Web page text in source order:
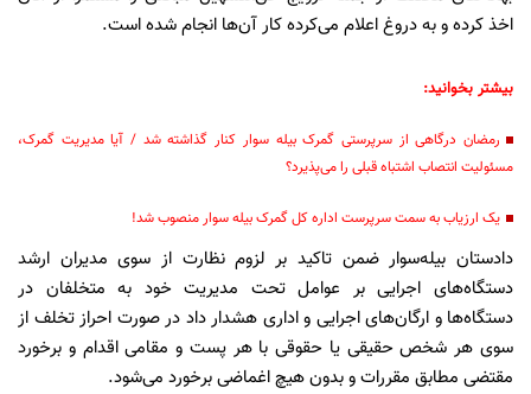
اخذ کرده و به دروغ اعلام می‌کرده کار آن‌ها انجام شده است.
بیشتر بخوانید:
رمضان درگاهی از سرپرستی گمرک بیله سوار کنار گذاشته شد / آیا مدیریت گمرک،
مسئولیت انتصاب اشتباه قبلی را می‌پذیرد؟
یک ارزیاب به سمت سرپرست اداره کل گمرک بیله سوار منصوب شد!
دادستان بیله‌سوار ضمن تاکید بر لزوم نظارت از سوی مدیران ارشد
دستگاه‌های اجرایی بر عوامل تحت مدیریت خود به متخلفان در
دستگاه‌ها و ارگان‌های اجرایی و اداری هشدار داد در صورت احراز تخلف از
سوی هر شخص حقیقی یا حقوقی با هر پست و مقامی اقدام و برخورد
مقتضی مطابق مقررات و بدون هیچ اغماضی برخورد می‌شود.